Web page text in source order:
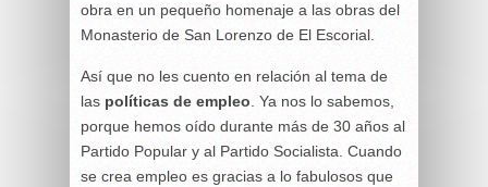
obra en un pequeño homenaje a las obras del
Monasterio de San Lorenzo de El Escorial.
Así que no les cuento en relación al tema de
las políticas de empleo. Ya nos lo sabemos,
porque hemos oído durante más de 30 años al
Partido Popular y al Partido Socialista. Cuando
se crea empleo es gracias a lo fabulosos que